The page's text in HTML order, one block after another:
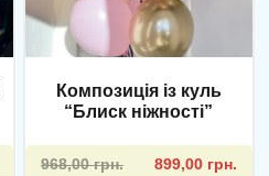
Композиція із куль
“Блиск ніжності”
968,00грн.
Оригінальна899,00 грн.
Поточна